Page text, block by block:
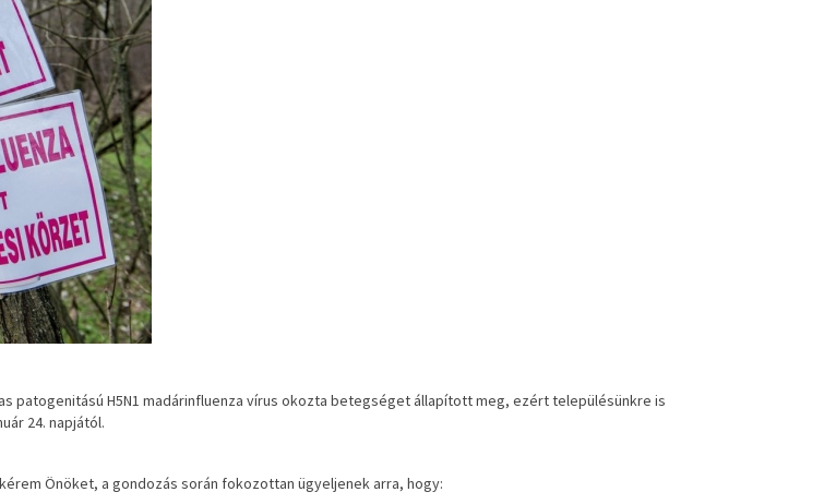
patogenitású H5N1 madárinfluenza vírus okozta betegséget állapított meg, ezért településünkre is
24. napjától.
Önöket, a gondozás során fokozottan ügyeljenek arra, hogy: